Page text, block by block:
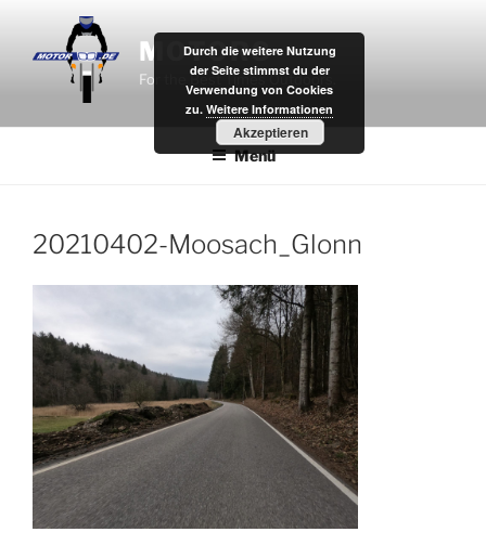
springen
MOTOR8
For the Best Times Outdoors.
Menü
20210402-Moosach_Glonn
Durch die weitere Nutzung
der Seite stimmst du der
Verwendung von Cookies
zu. Weitere Informationen
Akzeptieren